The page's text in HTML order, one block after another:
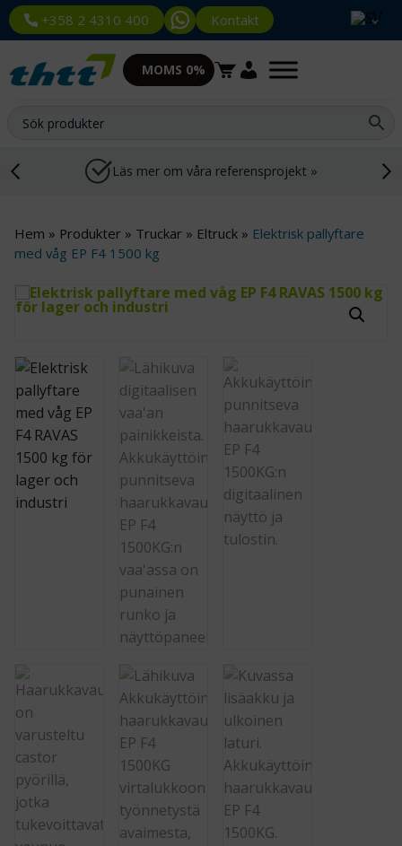
+358 2 4310 400 Kontakt
MOMS 0%
Läs mer om våra referensprojekt »
Hem » Produkter » Truckar » Eltruck » Elektrisk pallyftare
med våg EP F4 1500 kg